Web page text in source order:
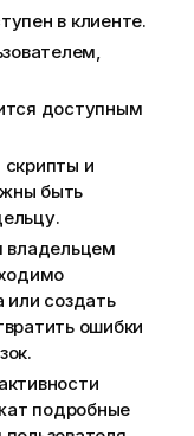
в клиенте.
доступным
и
быть
владельцем
или создать
ошибки
подробные